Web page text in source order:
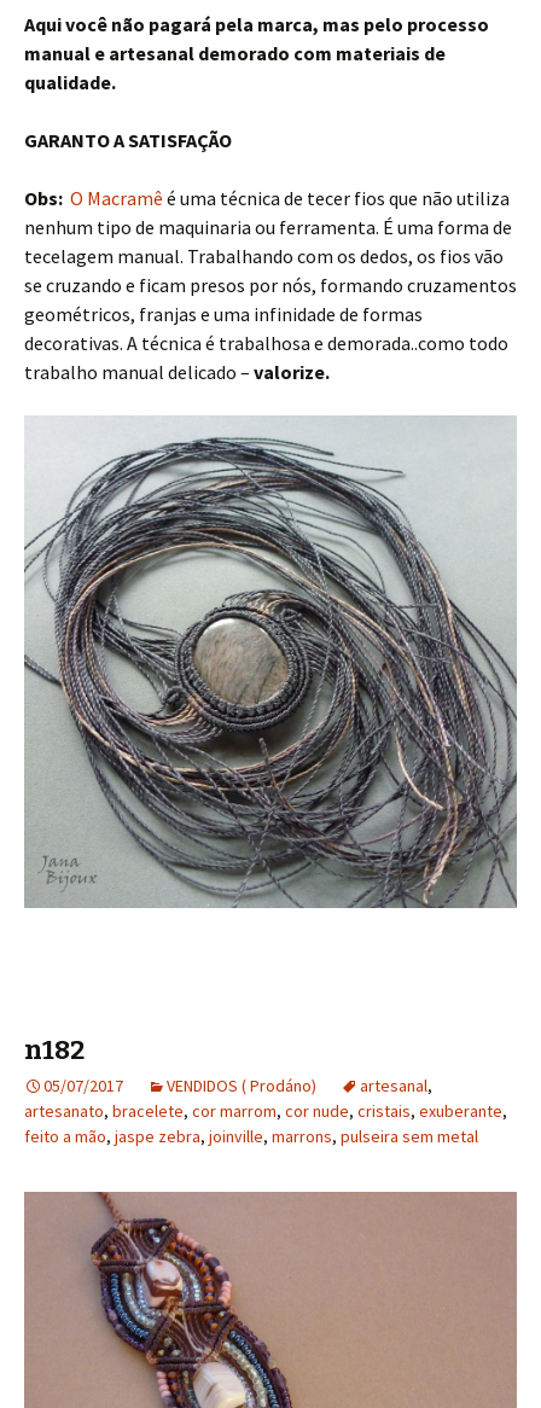
Aqui você não pagará pela marca, mas pelo processo
manual e artesanal demorado com materiais de
qualidade.
GARANTO A SATISFAÇÃO
Obs: O Macramê é uma técnica de tecer fios que não utiliza
nenhum tipo de maquinaria ou ferramenta. É uma forma de
tecelagem manual. Trabalhando com os dedos, os fios vão
se cruzando e ficam presos por nós, formando cruzamentos
geométricos, franjas e uma infinidade de formas
decorativas. A técnica é trabalhosa e demorada..como todo
trabalho manual delicado – valorize.
n182
05/07/2017 VENDIDOS ( Prodáno) artesanal,
artesanato, bracelete, cor marrom, cor nude, cristais, exuberante,
feito a mão, jaspe zebra, joinville, marrons, pulseira sem metal